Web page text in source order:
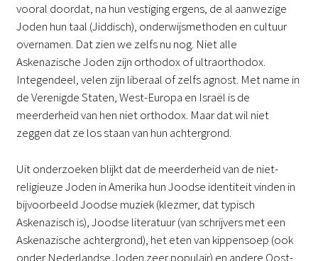
vooral doordat, na hun vestiging ergens, de al aanwezige
Joden hun taal (Jiddisch), onderwijsmethoden en cultuur
overnamen. Dat zien we zelfs nu nog. Niet alle
Askenazische Joden zijn orthodox of ultraorthodox.
Integendeel, velen zijn liberaal of zelfs agnost. Met name in
de Verenigde Staten, West-Europa en Israël is de
meerderheid van hen niet orthodox. Maar dat wil niet
zeggen dat ze los staan van hun achtergrond.
Uit onderzoeken blijkt dat de meerderheid van de niet-
religieuze Joden in Amerika hun Joodse identiteit vinden in
bijvoorbeeld Joodse muziek (klezmer, dat typisch
Askenazisch is), Joodse literatuur (van schrijvers met een
Askenazische achtergrond), het eten van kippensoep (ook
onder Nederlandse Joden zeer populair) en andere Oost-